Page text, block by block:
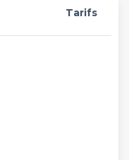
Tarifs